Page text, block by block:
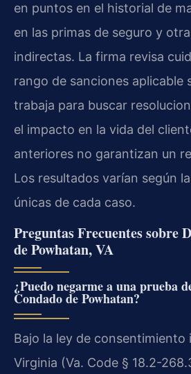
en puntos en el historial de
en las primas de seguro y
indirectas. La firma revisa
rango de sanciones aplicable
trabaja para buscar
el impacto en la vida del
anteriores no garantizan un
Los resultados varían según
únicas de cada caso.
Preguntas Frecuentes sobre
de Powhatan, VA
¿Puedo negarme a una prueba
Condado de Powhatan?
Bajo la ley de consentimiento
Virginia (Va. Code § 18.2-